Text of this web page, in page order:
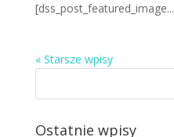
[dss_post_featured_image...
« Starsze wpisy
Ostatnie wpisy